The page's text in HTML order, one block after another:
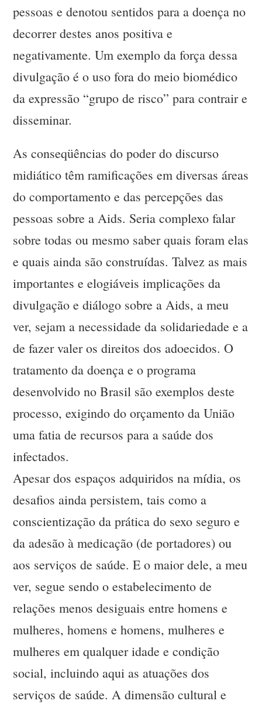
pessoas e denotou sentidos para a doença no
decorrer destes anos positiva e
negativamente. Um exemplo da força dessa
divulgação é o uso fora do meio biomédico
da expressão “grupo de risco” para contrair e
disseminar.
As conseqüências do poder do discurso
midiático têm ramificações em diversas áreas
do comportamento e das percepções das
pessoas sobre a Aids. Seria complexo falar
sobre todas ou mesmo saber quais foram elas
e quais ainda são construídas. Talvez as mais
importantes e elogiáveis implicações da
divulgação e diálogo sobre a Aids, a meu
ver, sejam a necessidade da solidariedade e a
de fazer valer os direitos dos adoecidos. O
tratamento da doença e o programa
desenvolvido no Brasil são exemplos deste
processo, exigindo do orçamento da União
uma fatia de recursos para a saúde dos
infectados.
Apesar dos espaços adquiridos na mídia, os
desafios ainda persistem, tais como a
conscientização da prática do sexo seguro e
da adesão à medicação (de portadores) ou
aos serviços de saúde. E o maior dele, a meu
ver, segue sendo o estabelecimento de
relações menos desiguais entre homens e
mulheres, homens e homens, mulheres e
mulheres em qualquer idade e condição
social, incluindo aqui as atuações dos
serviços de saúde. A dimensão cultural e